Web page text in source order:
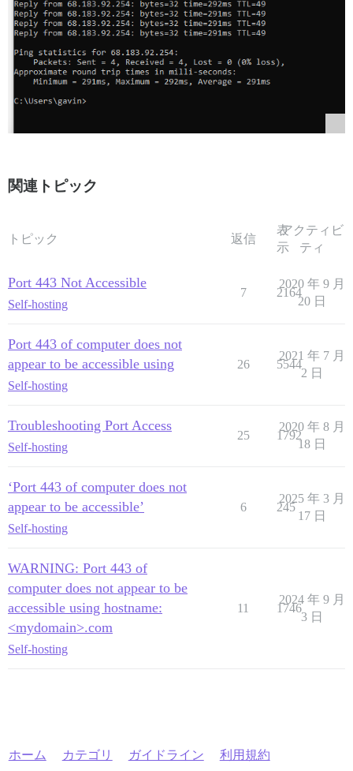
関連トピック
トピック 返信
表
示
アクティビ
ティ
Port 443 Not Accessible
Self-hosting
7 2164
2020 年 9 月
20 日
Port 443 of computer does not
appear to be accessible using
Self-hosting
26 5544
2021 年 7 月
2 日
Troubleshooting Port Access
Self-hosting
25 1792
2020 年 8 月
18 日
‘Port 443 of computer does not
appear to be accessible’
Self-hosting
6 245
2025 年 3 月
17 日
WARNING: Port 443 of
computer does not appear to be
accessible using hostname:
<mydomain>.com
Self-hosting
11 1746
2024 年 9 月
3 日
ホーム カテゴリ ガイドライン 利用規約